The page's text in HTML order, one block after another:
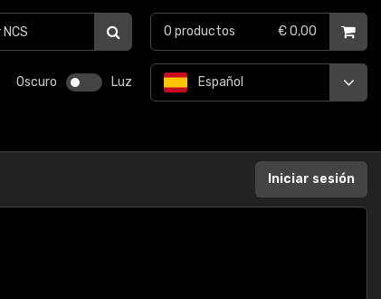
Oscuro Luz Español
0 productos € 0,00
Iniciar sesión